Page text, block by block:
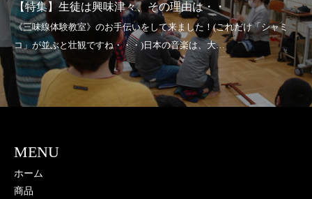
【特集】生徒は興味津々、その理由は・・
MENU
ホーム
商品